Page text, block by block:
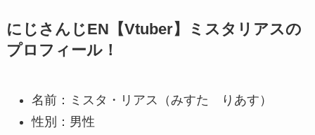
にじさんじEN【Vtuber】ミスタリアスの
プロフィール！
名前：ミスタ・リアス（みすた りあす）
性別：男性